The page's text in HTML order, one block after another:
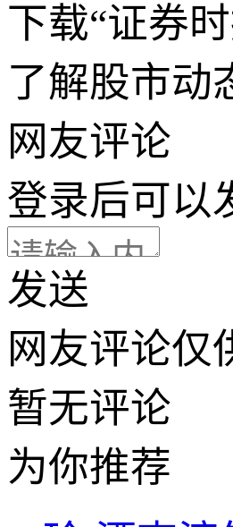
下载“证券
了解股市动
网友评论
登录后可以
发送
网友评论仅
暂无评论
为你推荐